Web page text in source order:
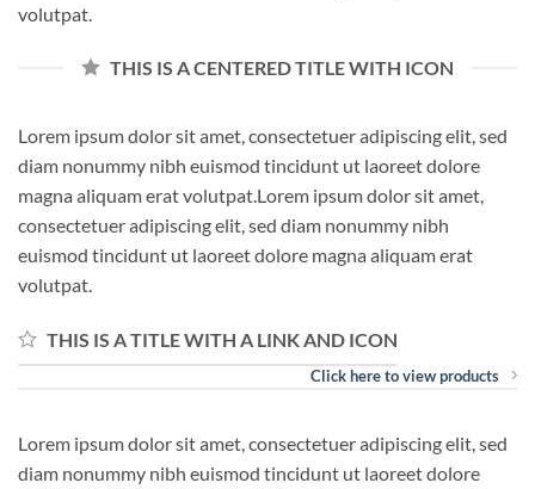
volutpat.
THIS IS A CENTERED TITLE WITH ICON
Lorem ipsum dolor sit amet, consectetuer adipiscing elit, sed
diam nonummy nibh euismod tincidunt ut laoreet dolore
magna aliquam erat volutpat.Lorem ipsum dolor sit amet,
consectetuer adipiscing elit, sed diam nonummy nibh
euismod tincidunt ut laoreet dolore magna aliquam erat
volutpat.
THIS IS A TITLE WITH A LINK AND ICON
Click here to view products
Lorem ipsum dolor sit amet, consectetuer adipiscing elit, sed
diam nonummy nibh euismod tincidunt ut laoreet dolore